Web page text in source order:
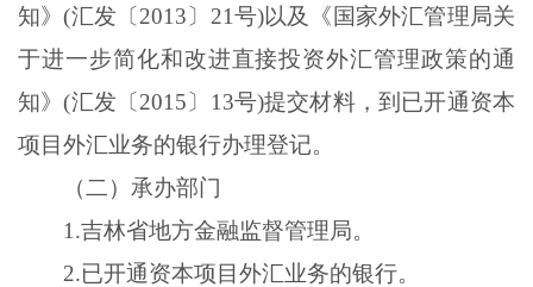
知》(汇发〔2013〕21号)以及《国家外汇管理局关
于进一步简化和改进直接投资外汇管理政策的通
知》(汇发〔2015〕13号)提交材料，到已开通资本
项目外汇业务的银行办理登记。
（二）承办部门
1.吉林省地方金融监督管理局。
2.已开通资本项目外汇业务的银行。